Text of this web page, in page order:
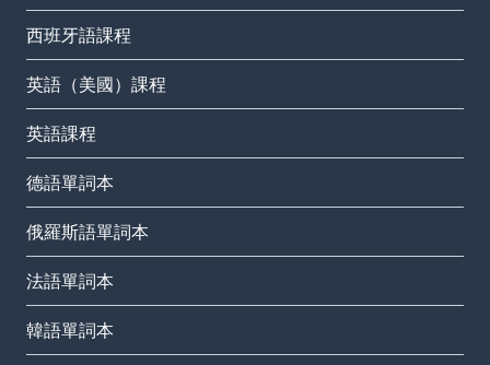
西班牙語課程
英語（美國）課程
英語課程
德語單詞本
俄羅斯語單詞本
法語單詞本
韓語單詞本